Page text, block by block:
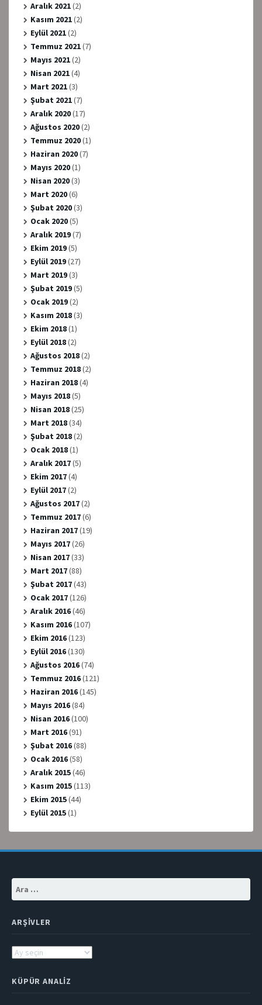
Aralık 2021(2)
Kasım 2021(2)
Eylül 2021(2)
Temmuz 2021(7)
Mayıs 2021(2)
Nisan 2021(4)
Mart 2021(3)
Şubat 2021(7)
Aralık 2020(17)
Ağustos 2020(2)
Temmuz 2020(1)
Haziran 2020(7)
Mayıs 2020(1)
Nisan 2020(3)
Mart 2020(6)
Şubat 2020(3)
Ocak 2020(5)
Aralık 2019(7)
Ekim 2019(5)
Eylül 2019(27)
Mart 2019(3)
Şubat 2019(5)
Ocak 2019(2)
Kasım 2018(3)
Ekim 2018(1)
Eylül 2018(2)
Ağustos 2018(2)
Temmuz 2018(2)
Haziran 2018(4)
Mayıs 2018(5)
Nisan 2018(25)
Mart 2018(34)
Şubat 2018(2)
Ocak 2018(1)
Aralık 2017(5)
Ekim 2017(4)
Eylül 2017(2)
Ağustos 2017(2)
Temmuz 2017(6)
Haziran 2017(19)
Mayıs 2017(26)
Nisan 2017(33)
Mart 2017(88)
Şubat 2017(43)
Ocak 2017(126)
Aralık 2016(46)
Kasım 2016(107)
Ekim 2016(123)
Eylül 2016(130)
Ağustos 2016(74)
Temmuz 2016(121)
Haziran 2016(145)
Mayıs 2016(84)
Nisan 2016(100)
Mart 2016(91)
Şubat 2016(88)
Ocak 2016(58)
Aralık 2015(46)
Kasım 2015(113)
Ekim 2015(44)
Eylül 2015(1)
ARŞIVLER
Arşivler
KÜPÜR ANALIZ